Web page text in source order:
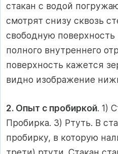
стакан с водой
смотрят снизу сквозь
свободную
полного внутреннего
поверхность кажется
видно изображение
2. Опыт с пробиркой. 1)
Пробирка. 3) Ртуть. В
пробирку, в которую